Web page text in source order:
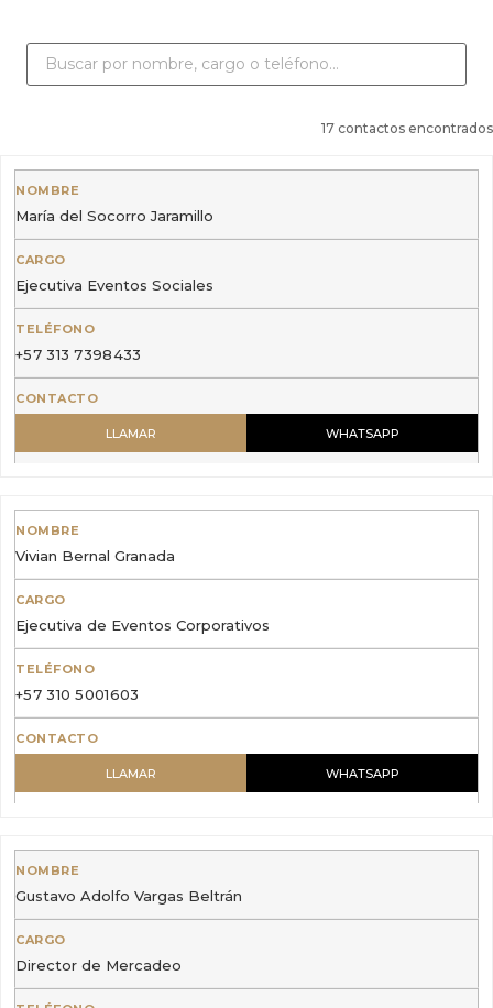
17 contactos encontrados
María del Socorro Jaramillo
Ejecutiva Eventos Sociales
+57 313 7398433
LLAMAR WHATSAPP
Vivian Bernal Granada
Ejecutiva de Eventos Corporativos
+57 310 5001603
LLAMAR WHATSAPP
Gustavo Adolfo Vargas Beltrán
Director de Mercadeo